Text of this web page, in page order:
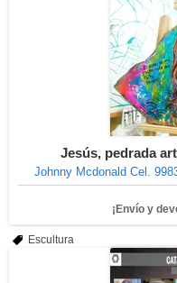
Jesús, pedrada
Johnny Mcdonald Cel.
¡Envío y
Escultura